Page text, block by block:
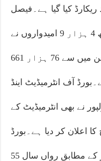
تناسب 73.71 فیصد ریکارڈ کیا گیا ہے۔فیصل
آباد بورڈ کے مطابق 1 لاکھ 4 ہزار 9 امیدواروں نے
امتحانات میں شرکت کی، جن میں سے 76 ہزار 661
آف انٹرمیڈیٹ اینڈ
نے بھی انٹرمیڈیٹ کے
2025 کے نتائج کا اعلان کر دیا ہے۔بورڈ
کے جاری کردہ اعداد و شمار کے مطابق رواں سال 55